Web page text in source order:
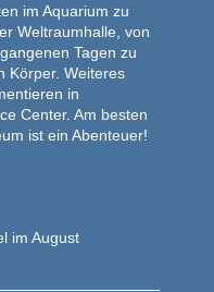
im Aquarium zu
Weltraumhalle, von
Tagen zu
Körper. Weiteres
in
Center. Am besten
ist ein Abenteuer!
im August